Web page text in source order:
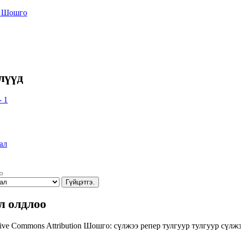
Шошго
1
Гүйцэтгэ.
олдлоо
Commons Attribution Шошго: сүлжээ репер тулгуур тулгуур